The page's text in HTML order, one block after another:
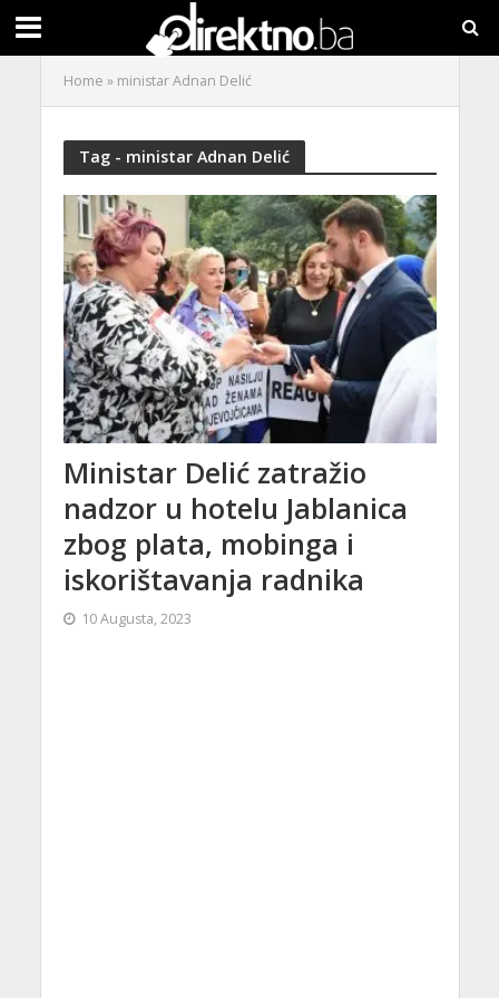
Home » ministar Adnan Delić
Tag - ministar Adnan Delić
Ministar Delić zatražio
nadzor u hotelu Jablanica
zbog plata, mobinga i
iskorištavanja radnika
10 Augusta, 2023